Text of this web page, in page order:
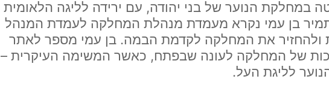
במחלקת הנוער של בני יהודה, עם ירידה לליגה הלאומית
בן עמי נקרא מעמדת מנהלת המחלקה לעמדת המנהל
ולהחזיר את המחלקה לקדמת הבמה. בן עמי מספר לאתר
של המחלקה לעונה שבפתח, כאשר המשימה העיקרית –
לליגת העל.